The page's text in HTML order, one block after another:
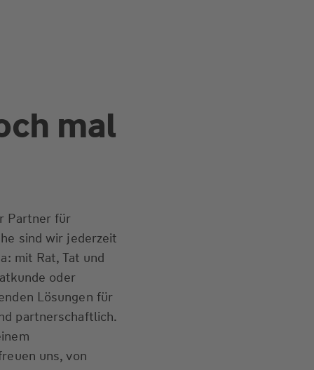
mal
Partner für
sind wir jederzeit
mit Rat, Tat und
oder
Lösungen für
partnerschaftlich.
uns, von